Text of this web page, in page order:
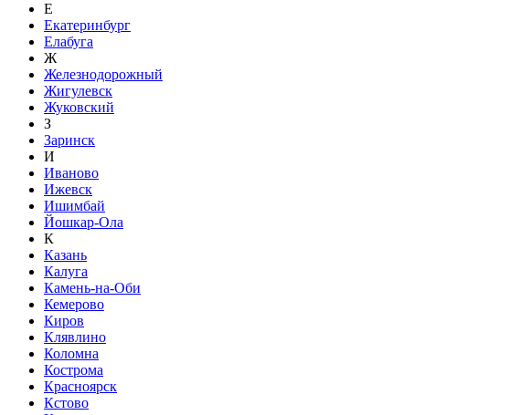
Е
Екатеринбург
Елабуга
Ж
Железнодорожный
Жигулевск
Жуковский
З
Заринск
И
Иваново
Ижевск
Ишимбай
Йошкар-Ола
К
Казань
Калуга
Камень-на-Оби
Кемерово
Киров
Клявлино
Коломна
Кострома
Красноярск
Кстово